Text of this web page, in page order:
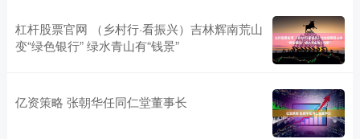
杠杆股票官网 （乡村行·看振兴）吉林辉南荒山
变“绿色银行” 绿水青山有“钱景”
亿资策略 张朝华任同仁堂董事长